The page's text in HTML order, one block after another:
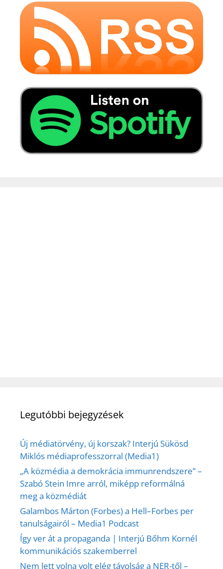
Legutóbbi bejegyzések
Új médiatörvény, új korszak? Interjú Sükösd
Miklós médiaprofesszorral (Media1)
„A közmédia a demokrácia immunrendszere” –
Szabó Stein Imre arról, miképp reformálná
meg a közmédiát
Galambos Márton (Forbes) a Hell–Forbes per
tanulságairól – Media1 Podcast
Így ver át a propaganda | Interjú Bőhm Kornél
kommunikációs szakemberrel
Nem lett volna volt elég távolság a NER-től –